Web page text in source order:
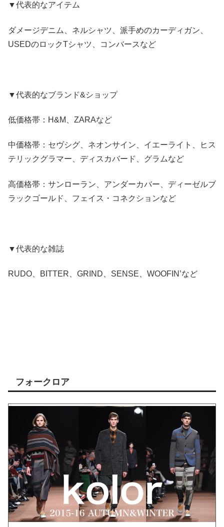
▼代表的なアイテム
ダメージデニム、ネルシャツ、派手めのカーディガン、
USEDのロックTシャツ、コンバースなど
▼代表的なブランド&ショップ
低価格帯：H&M、ZARAなど
中価格帯：セヴシグ、ネオンサイン、イエーライト、ヒス
テリックグラマー、ディスカバード、グラムなど
高価格帯：サンローラン、アンダーカバー、ディーゼルブ
ラックゴールド、フェイス・コネクションなど
▼代表的な雑誌
RUDO、BITTER、GRIND、SENSE、WOOFIN’など
フォークロア